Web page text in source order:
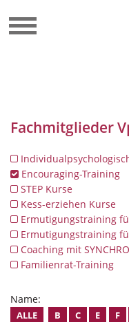
Fachmitglieder
Encouraging-Training
STEP Kurse
Kess-erziehen Kurse
Ermutigungstraining
Ermutigungstraining
Coaching mit
Familienrat-Training
Name:
ALLE B C E F